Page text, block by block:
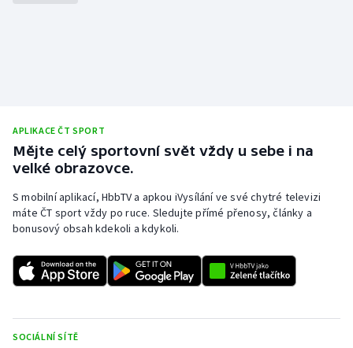
APLIKACE ČT SPORT
Mějte celý sportovní svět vždy u sebe i na
velké obrazovce.
S mobilní aplikací, HbbTV a apkou iVysílání ve své chytré televizi
máte ČT sport vždy po ruce. Sledujte přímé přenosy, články a
bonusový obsah kdekoli a kdykoli.
SOCIÁLNÍ SÍTĚ